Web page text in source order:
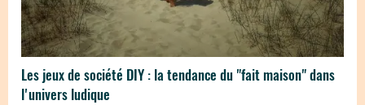
Les jeux de société DIY : la tendance du "fait maison" dans
l'univers ludique